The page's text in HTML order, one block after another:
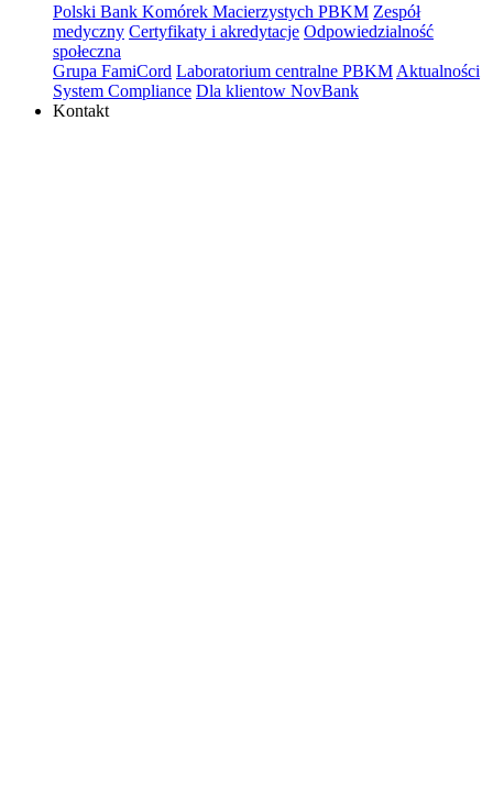
Polski Bank Komórek Macierzystych PBKM Zespół
medyczny Certyfikaty i akredytacje Odpowiedzialność
społeczna
Grupa FamiCord Laboratorium centralne PBKM Aktualności
System Compliance Dla klientow NovBank
Kontakt